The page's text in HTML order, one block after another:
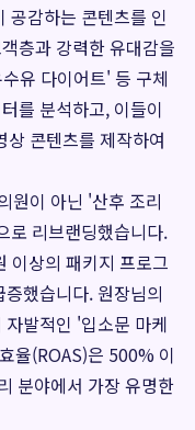
공감하는 콘텐츠를 인
층과 강력한 유대감을
유 다이어트' 등 구체
를 분석하고, 이들이
콘텐츠를 제작하여
원이 아닌 '산후 조리
로 리브랜딩했습니다.
이상의 패키지 프로그
했습니다. 원장님의
발적인 '입소문 마케
율(ROAS)은 500% 이
분야에서 가장 유명한